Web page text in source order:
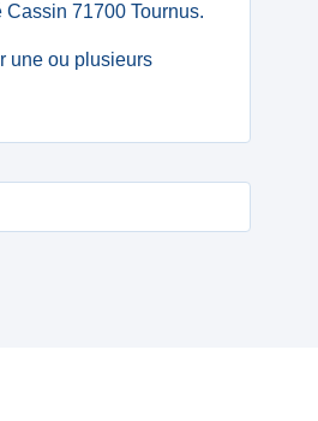
71700 Tournus.
une ou plusieurs